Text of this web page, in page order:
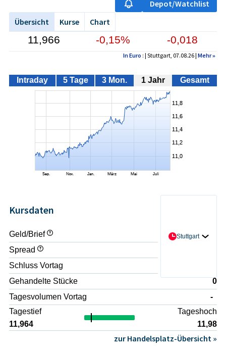
Depot/Watchlist
Übersicht
Kurse Chart
11,966 -0,15% -0,018
In Euro : | Stuttgart, 07.08.26 | Mehr»
Intraday 5 Tage 3 Mon. 1 Jahr Gesamt
Kursdaten
Stuttgart
Geld/Brief
- / -
Spread
Schluss Vortag
Gehandelte Stücke
0
Tagesvolumen Vortag
-
Tagestief
11,964
Tageshoch
11,98
zur Handelsplatz-Übersicht »